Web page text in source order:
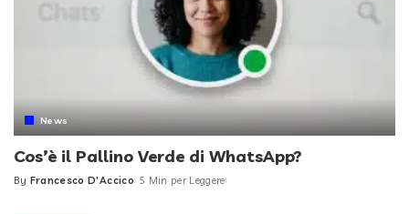
News
Cos’è il Pallino Verde di WhatsApp?
Posted
By Francesco D'Accico 5 Min per Leggere